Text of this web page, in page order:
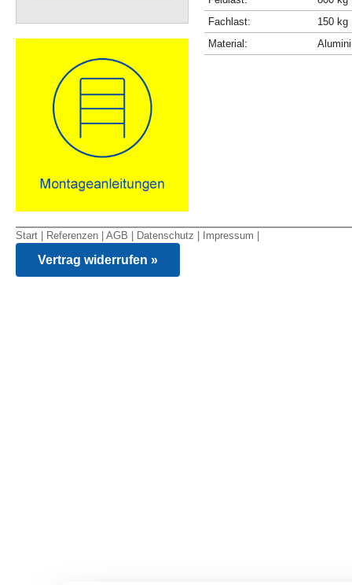
Fachlast:
150 kg
Material:
Start Referenzen AGB Datenschutz Impressum
Vertrag widerrufen »